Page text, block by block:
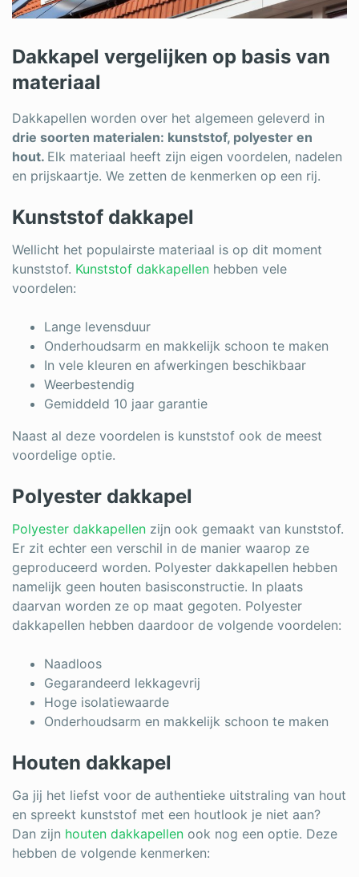
Dakkapel vergelijken op basis van
materiaal
Dakkapellen worden over het algemeen geleverd in
drie soorten materialen: kunststof, polyester en
hout. Elk materiaal heeft zijn eigen voordelen, nadelen
en prijskaartje. We zetten de kenmerken op een rij.
Kunststof dakkapel
Wellicht het populairste materiaal is op dit moment
kunststof. Kunststof dakkapellen hebben vele
voordelen:
Lange levensduur
Onderhoudsarm en makkelijk schoon te maken
In vele kleuren en afwerkingen beschikbaar
Weerbestendig
Gemiddeld 10 jaar garantie
Naast al deze voordelen is kunststof ook de meest
voordelige optie.
Polyester dakkapel
Polyester dakkapellen zijn ook gemaakt van kunststof.
Er zit echter een verschil in de manier waarop ze
geproduceerd worden. Polyester dakkapellen hebben
namelijk geen houten basisconstructie. In plaats
daarvan worden ze op maat gegoten. Polyester
dakkapellen hebben daardoor de volgende voordelen:
Naadloos
Gegarandeerd lekkagevrij
Hoge isolatiewaarde
Onderhoudsarm en makkelijk schoon te maken
Houten dakkapel
Ga jij het liefst voor de authentieke uitstraling van hout
en spreekt kunststof met een houtlook je niet aan?
Dan zijn houten dakkapellen ook nog een optie. Deze
hebben de volgende kenmerken: